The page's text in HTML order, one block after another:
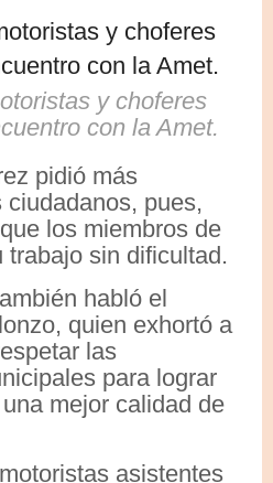
y choferes
con la Amet.
pidió más
pues,
los miembros de
trabajo sin dificultad.
habló el
quien exhortó a
las
para lograr
mejor calidad de
asistentes